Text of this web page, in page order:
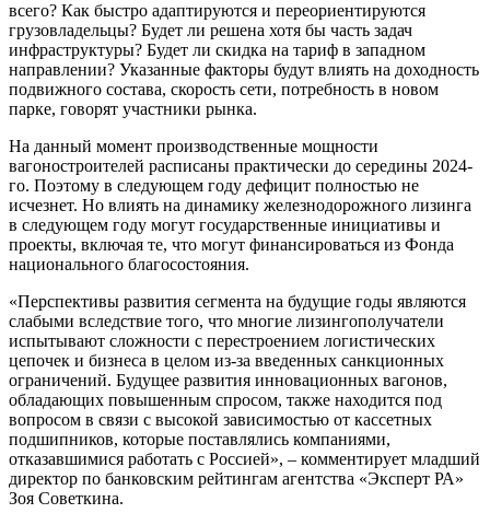
всего? Как быстро адаптируются и переориентируются
грузовладельцы? Будет ли решена хотя бы часть задач
инфраструктуры? Будет ли скидка на тариф в западном
направлении? Указанные факторы будут влиять на доходность
подвижного состава, скорость сети, потребность в новом
парке, говорят участники рынка.
На данный момент производственные мощности
вагоностроителей расписаны практически до середины 2024-
го. Поэтому в следующем году дефицит полностью не
исчезнет. Но влиять на динамику железнодорожного лизинга
в следующем году могут государственные инициативы и
проекты, включая те, что могут финансироваться из Фонда
национального благосостояния.
«Перспективы развития сегмента на будущие годы являются
слабыми вследствие того, что многие лизингополучатели
испытывают сложности с перестроением логистических
цепочек и бизнеса в целом из-за введенных санкционных
ограничений. Будущее развития инновационных вагонов,
обладающих повышенным спросом, также находится под
вопросом в связи с высокой зависимостью от кассетных
подшипников, которые поставлялись компаниями,
отказавшимися работать с Россией», – комментирует младший
директор по банковским рейтингам агентства «Эксперт РА»
Зоя Советкина.